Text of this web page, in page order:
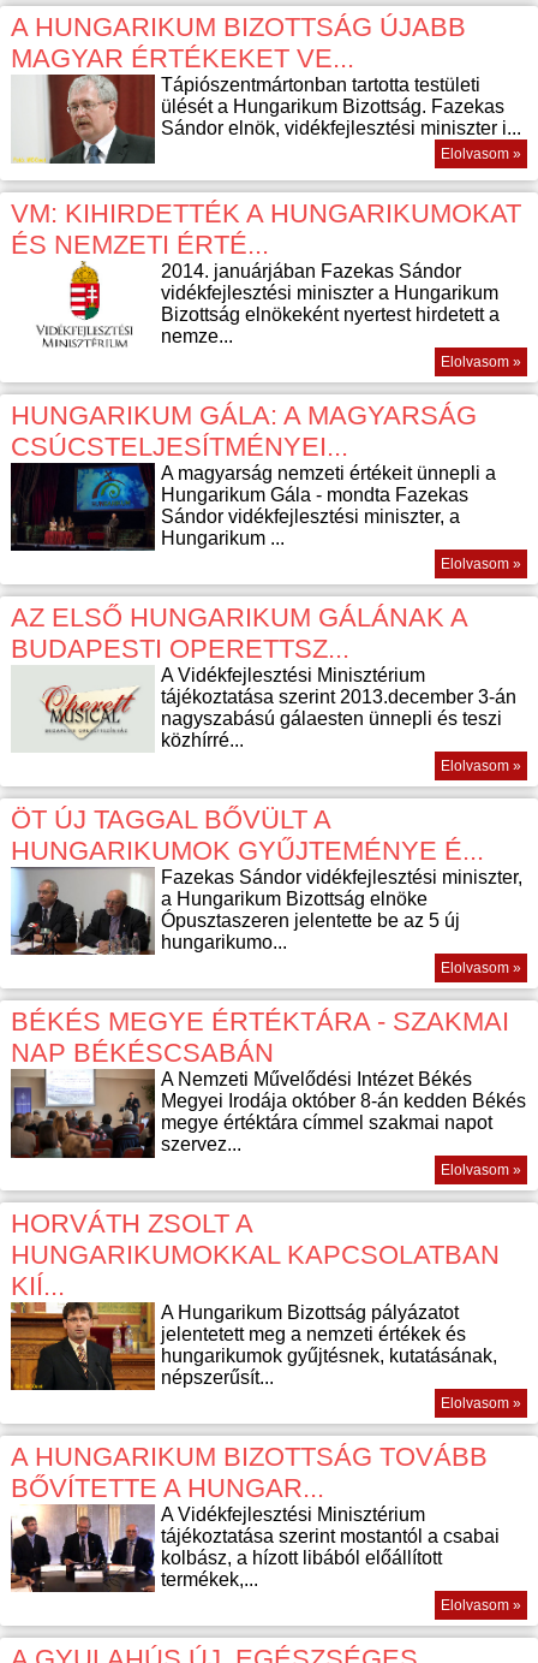
A HUNGARIKUM BIZOTTSÁG ÚJABB
MAGYAR ÉRTÉKEKET VE...
Tápiószentmártonban tartotta testületi
ülését a Hungarikum Bizottság. Fazekas
Sándor elnök, vidékfejlesztési miniszter i...
Elolvasom »
VM: KIHIRDETTÉK A HUNGARIKUMOKAT
ÉS NEMZETI ÉRTÉ...
2014. januárjában Fazekas Sándor
vidékfejlesztési miniszter a Hungarikum
Bizottság elnökeként nyertest hirdetett a
nemze...
Elolvasom »
HUNGARIKUM GÁLA: A MAGYARSÁG
CSÚCSTELJESÍTMÉNYEI...
A magyarság nemzeti értékeit ünnepli a
Hungarikum Gála - mondta Fazekas
Sándor vidékfejlesztési miniszter, a
Hungarikum ...
Elolvasom »
AZ ELSŐ HUNGARIKUM GÁLÁNAK A
BUDAPESTI OPERETTSZ...
A Vidékfejlesztési Minisztérium
tájékoztatása szerint 2013.december 3-án
nagyszabású gálaesten ünnepli és teszi
közhírré...
Elolvasom »
ÖT ÚJ TAGGAL BŐVÜLT A
HUNGARIKUMOK GYŰJTEMÉNYE É...
Fazekas Sándor vidékfejlesztési miniszter,
a Hungarikum Bizottság elnöke
Ópusztaszeren jelentette be az 5 új
hungarikumo...
Elolvasom »
BÉKÉS MEGYE ÉRTÉKTÁRA - SZAKMAI
NAP BÉKÉSCSABÁN
A Nemzeti Művelődési Intézet Békés
Megyei Irodája október 8-án kedden Békés
megye értéktára címmel szakmai napot
szervez...
Elolvasom »
HORVÁTH ZSOLT A
HUNGARIKUMOKKAL KAPCSOLATBAN
KIÍ...
A Hungarikum Bizottság pályázatot
jelentetett meg a nemzeti értékek és
hungarikumok gyűjtésnek, kutatásának,
népszerűsít...
Elolvasom »
A HUNGARIKUM BIZOTTSÁG TOVÁBB
BŐVÍTETTE A HUNGAR...
A Vidékfejlesztési Minisztérium
tájékoztatása szerint mostantól a csabai
kolbász, a hízott libából előállított
termékek,...
Elolvasom »